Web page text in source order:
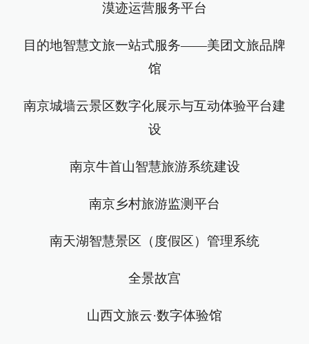
漠迹运营服务平台
目的地智慧文旅一站式服务——美团文旅品牌
馆
南京城墙云景区数字化展示与互动体验平台建
设
南京牛首山智慧旅游系统建设
南京乡村旅游监测平台
南天湖智慧景区（度假区）管理系统
全景故宫
山西文旅云·数字体验馆